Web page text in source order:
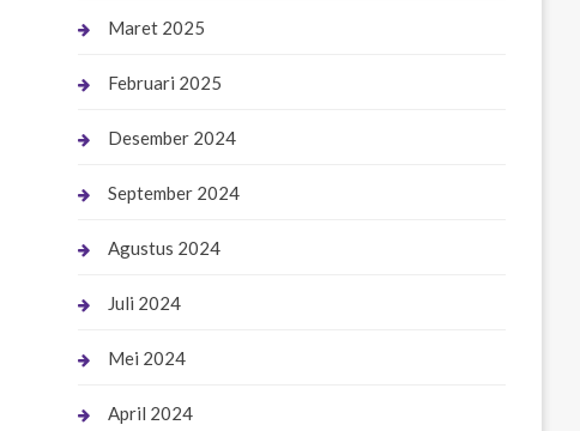
Maret 2025
Februari 2025
Desember 2024
September 2024
Agustus 2024
Juli 2024
Mei 2024
April 2024